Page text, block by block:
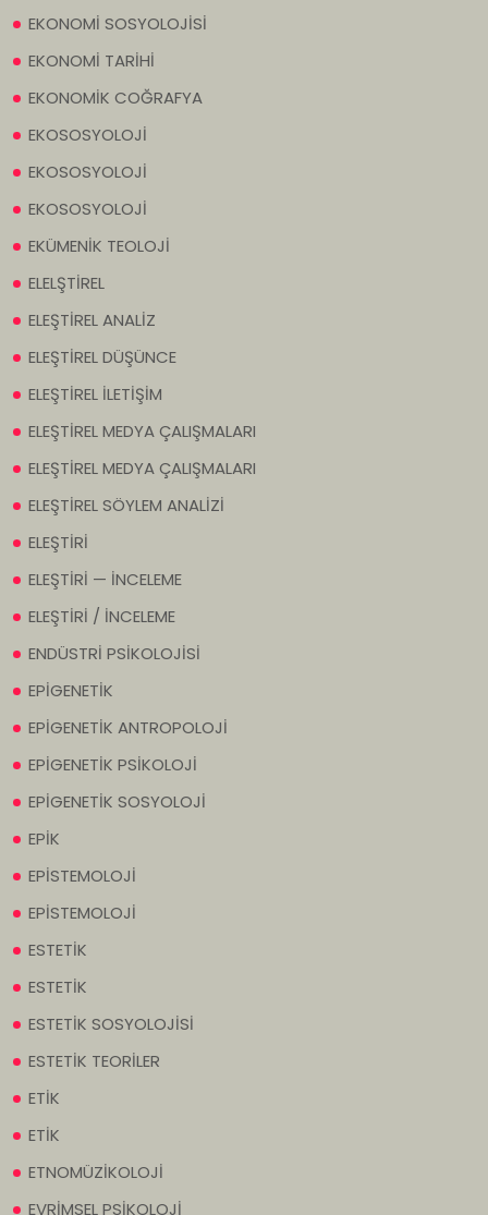
EKONOMİ SOSYOLOJİSİ
EKONOMİ TARİHİ
EKONOMİK COĞRAFYA
EKOSOSYOLOJİ
EKOSOSYOLOJİ
EKOSOSYOLOJİ
EKÜMENİK TEOLOJİ
ELELŞTİREL
ELEŞTİREL ANALİZ
ELEŞTİREL DÜŞÜNCE
ELEŞTİREL İLETİŞİM
ELEŞTİREL MEDYA ÇALIŞMALARI
ELEŞTİREL MEDYA ÇALIŞMALARI
ELEŞTİREL SÖYLEM ANALİZİ
ELEŞTİRİ
ELEŞTİRİ — İNCELEME
ELEŞTİRİ / İNCELEME
ENDÜSTRİ PSİKOLOJİSİ
EPİGENETİK
EPİGENETİK ANTROPOLOJİ
EPİGENETİK PSİKOLOJİ
EPİGENETİK SOSYOLOJİ
EPİK
EPİSTEMOLOJİ
EPİSTEMOLOJİ
ESTETİK
ESTETİK
ESTETİK SOSYOLOJİSİ
ESTETİK TEORİLER
ETİK
ETİK
ETNOMÜZİKOLOJİ
EVRİMSEL PSİKOLOJİ